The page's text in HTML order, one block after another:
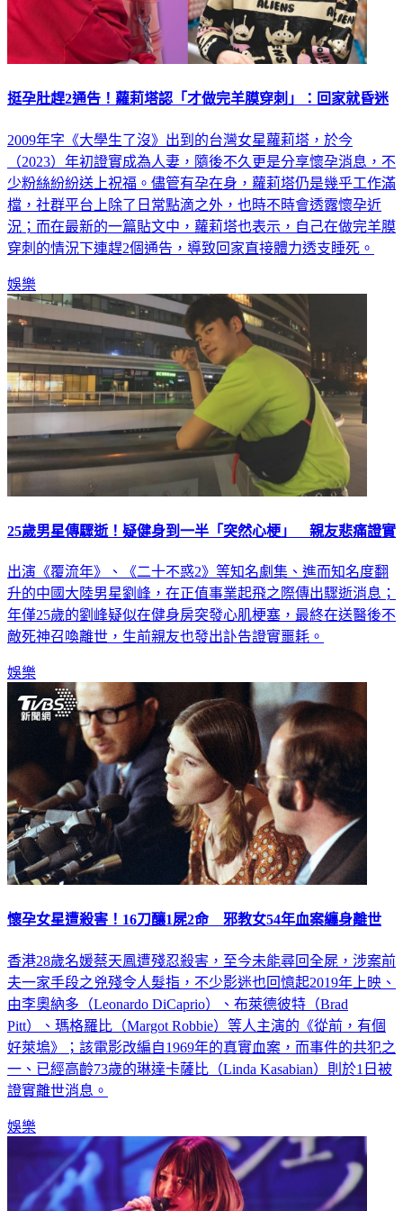
挺孕肚趕2通告！蘿莉塔認「才做完羊膜穿刺」：回家就昏迷
2009年字《大學生了沒》出到的台灣女星蘿莉塔，於今
（2023）年初證實成為人妻，隨後不久更是分享懷孕消息，不
少粉絲紛紛送上祝福。儘管有孕在身，蘿莉塔仍是幾乎工作滿
檔，社群平台上除了日常點滴之外，也時不時會透露懷孕近
況；而在最新的一篇貼文中，蘿莉塔也表示，自己在做完羊膜
穿刺的情況下連趕2個通告，導致回家直接體力透支睡死。
娛樂
25歲男星傳驟逝！疑健身到一半「突然心梗」 親友悲痛證實
出演《覆流年》、《二十不惑2》等知名劇集、進而知名度翻
升的中國大陸男星劉峰，在正值事業起飛之際傳出驟逝消息；
年僅25歲的劉峰疑似在健身房突發心肌梗塞，最終在送醫後不
敵死神召喚離世，生前親友也發出訃告證實噩耗。
娛樂
懷孕女星遭殺害！16刀釀1屍2命 邪教女54年血案纏身離世
香港28歲名媛蔡天鳳遭殘忍殺害，至今未能尋回全屍，涉案前
夫一家手段之兇殘令人髮指，不少影迷也回憶起2019年上映、
由李奧納多（Leonardo DiCaprio）、布萊德彼特（Brad
Pitt）、瑪格羅比（Margot Robbie）等人主演的《從前，有個
好萊塢》；該電影改編自1969年的真實血案，而事件的共犯之
一、已經高齡73歲的琳達卡薩比（Linda Kasabian）則於1日被
證實離世消息。
娛樂